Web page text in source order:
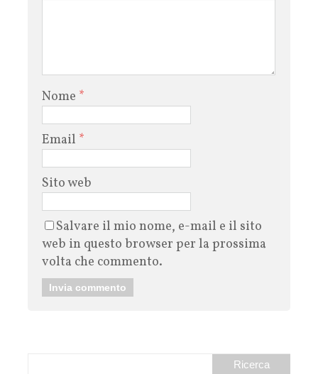
Nome *
Email *
Sito web
Salvare il mio nome, e-mail e il sito
web in questo browser per la prossima
volta che commento.